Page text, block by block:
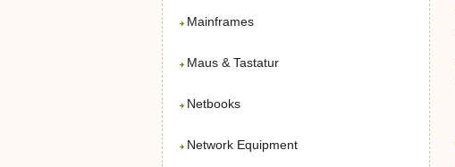
Mainframes
Maus & Tastatur
Netbooks
Network Equipment